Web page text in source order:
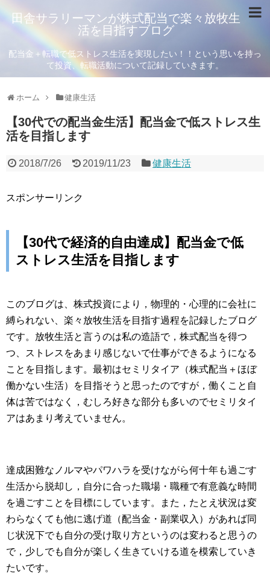
田舎サラリーマンが株式配当で楽々放牧生
活を目指すブログ
配当金＋転職で低ストレス生活を実現したい！！という思いを持っ
て投資、転職活動について記録していきます。
ホーム 健康生活
【30代での配当金生活】配当金で低ストレス生
活を目指します
2018/7/26 2019/11/23 健康生活
スポンサーリンク
【30代で経済的自由達成】配当金で低
ストレス生活を目指します
このブログは、株式投資により，物理的・心理的に会社に
縛られない、楽々放牧生活を目指す過程を記録したブログ
です。放牧生活と言うのは私の造語で，株式配当を得つ
つ、ストレスをあまり感じないで仕事ができるようになる
ことを目指します。最初はセミリタイア（株式配当＋ほぼ
働かない生活）を目指そうと思ったのですが，働くこと自
体は苦ではなく，むしろ好きな部分も多いのでセミリタイ
アはあまり考えていません。
達成困難なノルマやパワハラを受けながら何十年も過ごす
生活から脱却し，自分に合った職場・職種で有意義な時間
を過ごすことを目標にしています。また，たとえ状況は変
わらなくても他に逃げ道（配当金・副業収入）があれば同
じ状況下でも自分の受け取り方というのは変わると思うの
で，少しでも自分が楽しく生きていける道を模索していき
たいです。